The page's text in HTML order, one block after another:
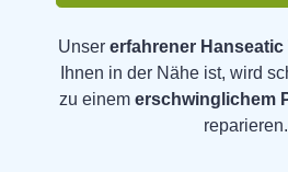
Unser erfahrener
Ihnen in der Nähe ist, wird
zu einem erschwinglichem
reparieren.